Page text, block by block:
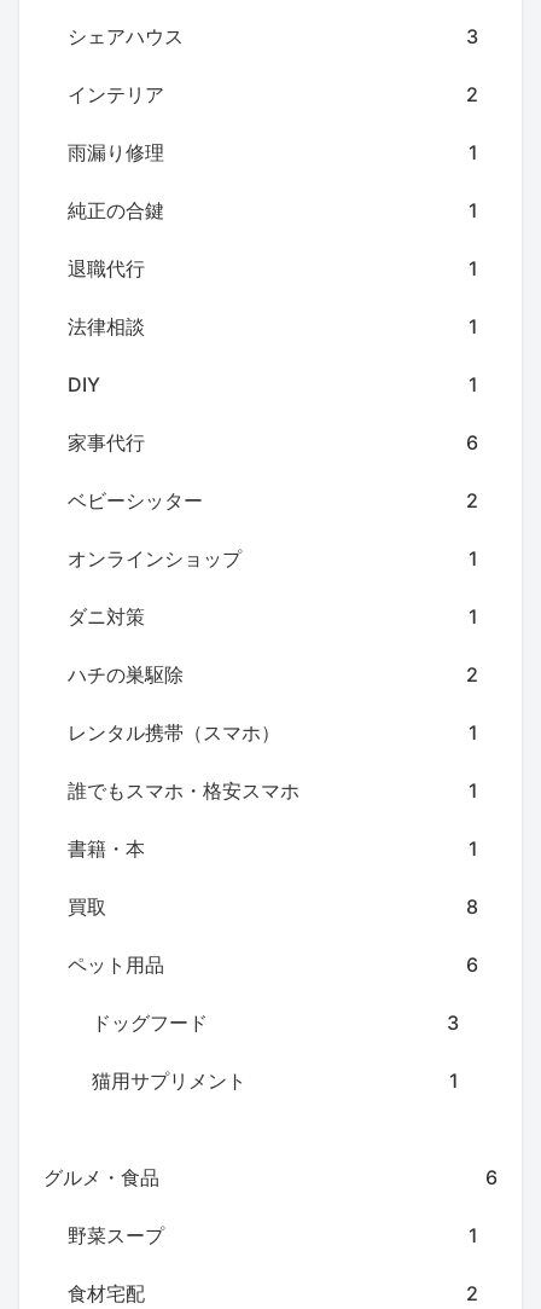
シェアハウス 3
インテリア 2
雨漏り修理 1
純正の合鍵 1
退職代行 1
法律相談 1
DIY 1
家事代行 6
ベビーシッター 2
オンラインショップ 1
ダニ対策 1
ハチの巣駆除 2
レンタル携帯（スマホ） 1
誰でもスマホ・格安スマホ 1
書籍・本 1
買取 8
ペット用品 6
ドッグフード 3
猫用サプリメント 1
グルメ・食品 6
野菜スープ 1
食材宅配 2